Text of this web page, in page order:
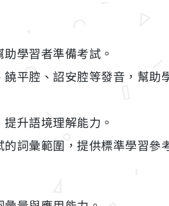
學習者準備考試。
平腔、詔安腔等發音，幫助
升語境理解能力。
詞彙範圍，提供標準學習參